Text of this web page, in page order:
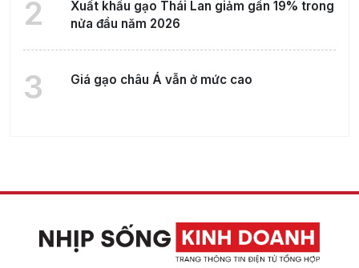
2
Xuất khẩu gạo Thái Lan giảm gần 19% trong
nửa đầu năm 2026
3 Giá gạo châu Á vẫn ở mức cao